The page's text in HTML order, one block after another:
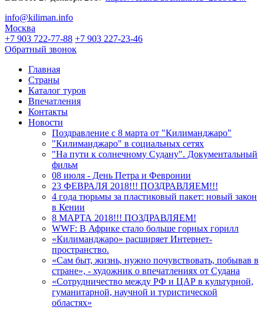
info@kiliman.info
Москва
+7 903 722-77-88 +7 903 227-23-46
Обратный звонок
Главная
Страны
Каталог туров
Впечатления
Контакты
Новости
Поздравление с 8 марта от "Килиманджаро"
"Килиманджаро" в социальных сетях
"На пути к солнечному Судану". Документальный
фильм
08 июля - День Петра и Февронии
23 ФЕВРАЛЯ 2018!!! ПОЗДРАВЛЯЕМ!!!
4 года тюрьмы за пластиковый пакет: новый закон
в Кении
8 МАРТА 2018!!! ПОЗДРАВЛЯЕМ!
WWF: В Африке стало больше горных горилл
«Килиманджаро» расширяет Интернет-
пространство.
«Сам быт, жизнь, нужно почувствовать, побывав в
стране», - художник о впечатлениях от Судана
«Сотрудничество между РФ и ЦАР в культурной,
гуманитарной, научной и туристической
областях»